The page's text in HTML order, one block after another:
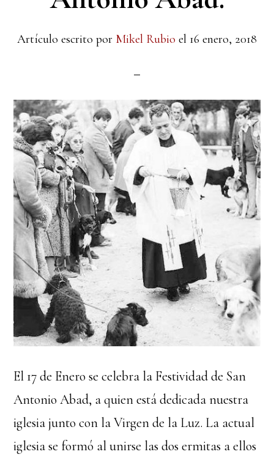
Artículo escrito por Mikel Rubio el 16 enero, 2018
El 17 de Enero se celebra la Festividad de San
Antonio Abad, a quien está dedicada nuestra
iglesia junto con la Virgen de la Luz. La actual
iglesia se formó al unirse las dos ermitas a ellos